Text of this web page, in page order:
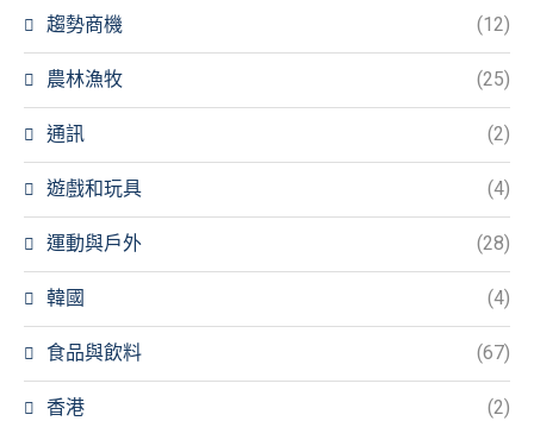
趨勢商機 (12)
農林漁牧 (25)
通訊 (2)
遊戲和玩具 (4)
運動與戶外 (28)
韓國 (4)
食品與飲料 (67)
香港 (2)